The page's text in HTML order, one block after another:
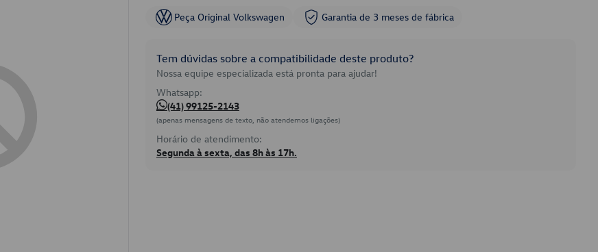
Peça Original Volkswagen Garantia de 3 meses de fábrica
Tem dúvidas sobre a compatibilidade deste produto?
Nossa equipe especializada está pronta para ajudar!
Whatsapp:
(41) 99125-2143
(apenas mensagens de texto, não atendemos ligações)
Horário de atendimento:
Segunda à sexta, das 8h às 17h.